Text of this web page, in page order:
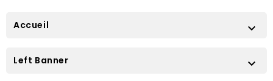
Accueil 
Left Banner 